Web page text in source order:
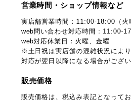
営業時間・ショップ情報など
実店舗営業時間：11:00-18:00（火
web問い合わせ対応時間：11:00-
web対応休業日：火曜、金曜
※土日祝は実店舗の混雑状況によ
対応が翌日以降になる場合がござい
販売価格
販売価格は、税込み表記となってお